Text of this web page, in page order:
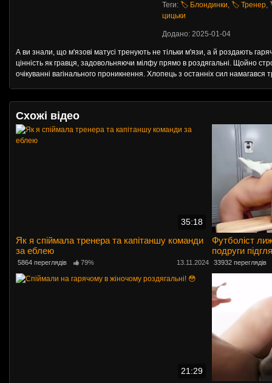
Теги: 🏷️ Блондинки, 🏷️ Тренер,
цицьки
Додано: 2025-01-04
А ви знали, що м'язові матусі тренують не тільки м'язи, а й роздають
цінність як гравця, задовольняючи мілфу прямо в роздягальні. Щойно
очікуванні вагінального проникнення. Хлопець з останніх сил
Схожі відео
35:18
Як я спіймала тренера та капітаншу команди
за еблею
5864 переглядів 79% 13.11.2024
Футболіст
подруги
33932 переглядів
21:29